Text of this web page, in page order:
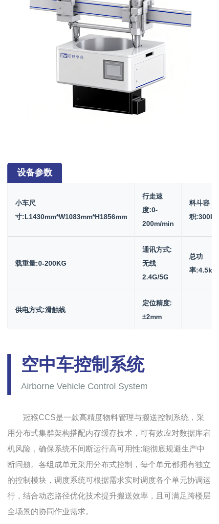
设备参数
小车尺
寸:L1430mm*W1083mm*H1856mm
行走速
度:0-
200m/min
料斗容
积:300L
载重量:0-200KG
通讯方式:
无线
2.4G/5G
总功
率:4.5kw
供电方式:滑触线
定位精度:
±2mm
空中车控制系统
Airborne Vehicle Control System
冠猴CCS是一款高精度物料管理与搬送控制系统，采
用分布式集群架构搭配内存缓存技术，可有效应对数据库宕
机风险，确保系统不间断运行高可用性:能彻底规避生产中
断问题。各组成单元采用分布式控制，每个单元都拥有独立
的控制模块，调度系统可根据需求实时调度各个单元协调运
行，结合动态路径优化技术提升搬送效率，且可满足跨楼层
全场景的协同作业需求。